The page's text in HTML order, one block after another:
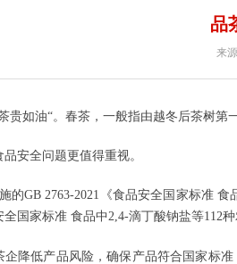
品
来
贵如油“。春茶，一般指由越冬后茶树第
安全问题更值得重视。
的GB 2763-2021《食品安全国家标准
全国家标准 食品中2,4-滴丁酸钠盐等112
企降低产品风险，确保产品符合国家标准